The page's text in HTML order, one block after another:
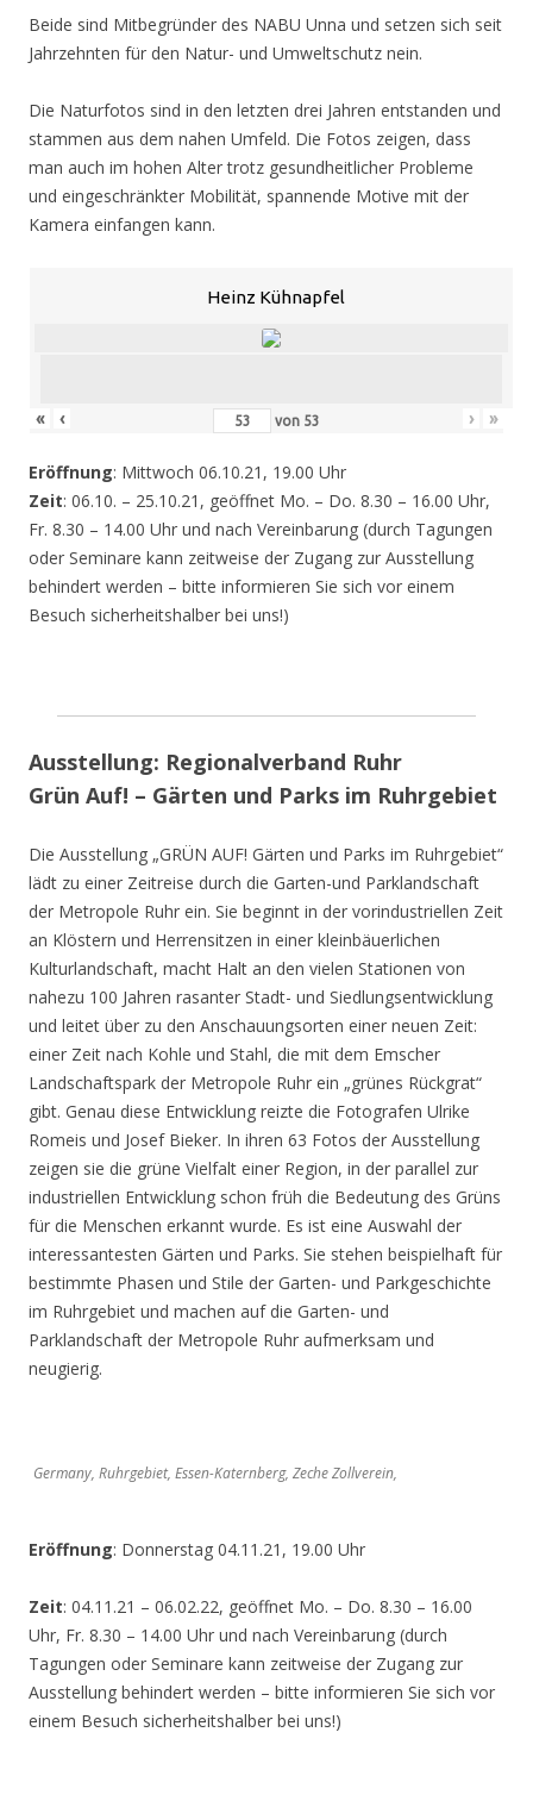
Beide sind Mitbegründer des NABU Unna und setzen sich seit
Jahrzehnten für den Natur- und Umweltschutz nein.
Die Naturfotos sind in den letzten drei Jahren entstanden und
stammen aus dem nahen Umfeld. Die Fotos zeigen, dass
man auch im hohen Alter trotz gesundheitlicher Probleme
und eingeschränkter Mobilität, spannende Motive mit der
Kamera einfangen kann.
Heinz Kühnapfel
« ‹ von 53 › »
Eröffnung: Mittwoch 06.10.21, 19.00 Uhr
Zeit: 06.10. – 25.10.21, geöffnet Mo. – Do. 8.30 – 16.00 Uhr,
Fr. 8.30 – 14.00 Uhr und nach Vereinbarung (durch Tagungen
oder Seminare kann zeitweise der Zugang zur Ausstellung
behindert werden – bitte informieren Sie sich vor einem
Besuch sicherheitshalber bei uns!)
Ausstellung: Regionalverband Ruhr
Grün Auf! – Gärten und Parks im Ruhrgebiet
Die Ausstellung „GRÜN AUF! Gärten und Parks im Ruhrgebiet“
lädt zu einer Zeitreise durch die Garten-und Parklandschaft
der Metropole Ruhr ein. Sie beginnt in der vorindustriellen Zeit
an Klöstern und Herrensitzen in einer kleinbäuerlichen
Kulturlandschaft, macht Halt an den vielen Stationen von
nahezu 100 Jahren rasanter Stadt- und Siedlungsentwicklung
und leitet über zu den Anschauungsorten einer neuen Zeit:
einer Zeit nach Kohle und Stahl, die mit dem Emscher
Landschaftspark der Metropole Ruhr ein „grünes Rückgrat“
gibt. Genau diese Entwicklung reizte die Fotografen Ulrike
Romeis und Josef Bieker. In ihren 63 Fotos der Ausstellung
zeigen sie die grüne Vielfalt einer Region, in der parallel zur
industriellen Entwicklung schon früh die Bedeutung des Grüns
für die Menschen erkannt wurde. Es ist eine Auswahl der
interessantesten Gärten und Parks. Sie stehen beispielhaft für
bestimmte Phasen und Stile der Garten- und Parkgeschichte
im Ruhrgebiet und machen auf die Garten- und
Parklandschaft der Metropole Ruhr aufmerksam und
neugierig.
Germany, Ruhrgebiet, Essen-Katernberg, Zeche Zollverein,
Eröffnung: Donnerstag 04.11.21, 19.00 Uhr
Zeit: 04.11.21 – 06.02.22, geöffnet Mo. – Do. 8.30 – 16.00
Uhr, Fr. 8.30 – 14.00 Uhr und nach Vereinbarung (durch
Tagungen oder Seminare kann zeitweise der Zugang zur
Ausstellung behindert werden – bitte informieren Sie sich vor
einem Besuch sicherheitshalber bei uns!)